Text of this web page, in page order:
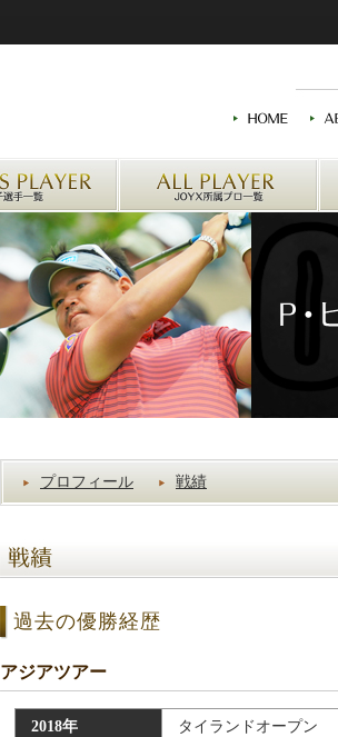
プロフィール 戦績
過去の優勝経歴
アジアツアー
2018年 タイランドオープン